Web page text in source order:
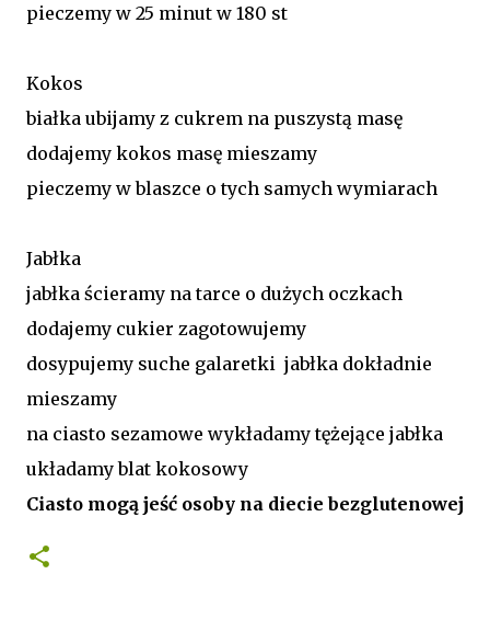
pieczemy w 25 minut w 180 st
Kokos
białka ubijamy z cukrem na puszystą masę
dodajemy kokos masę mieszamy
pieczemy w blaszce o tych samych wymiarach
Jabłka
jabłka ścieramy na tarce o dużych oczkach
dodajemy cukier zagotowujemy
dosypujemy suche galaretki jabłka dokładnie
mieszamy
na ciasto sezamowe wykładamy tężejące jabłka
układamy blat kokosowy
Ciasto mogą jeść osoby na diecie bezglutenowej